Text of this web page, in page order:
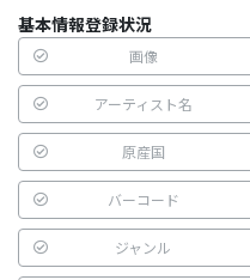
基本情報登録状況
画像
アーティスト名
原産国
バーコード
ジャンル